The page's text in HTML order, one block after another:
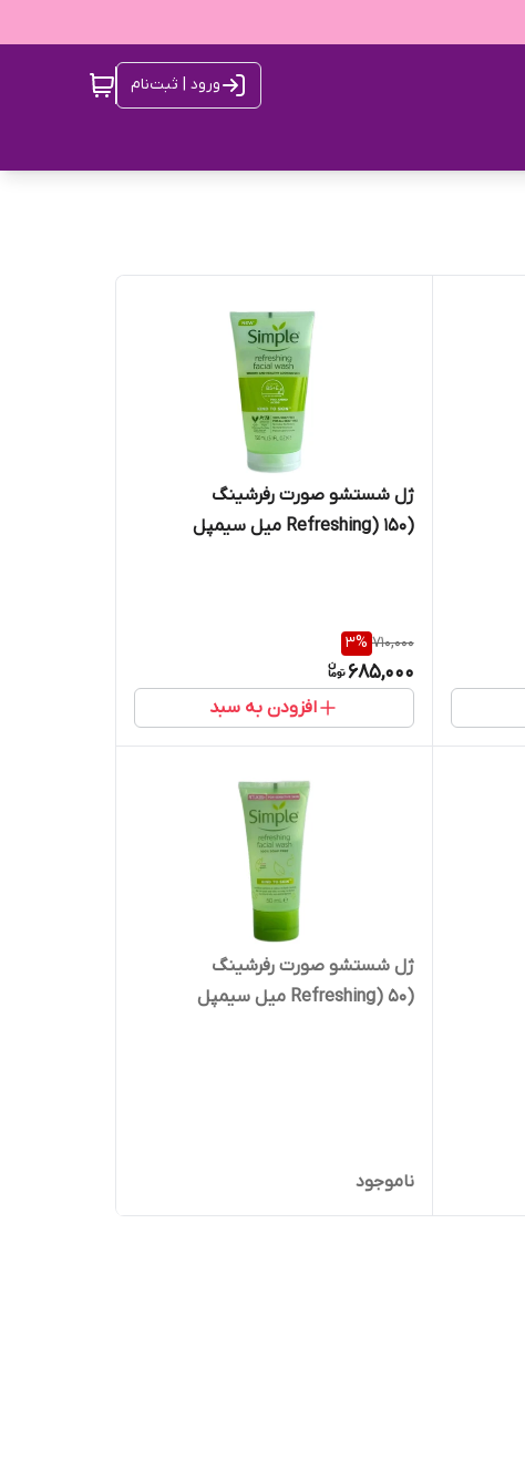
ورود | ثبت‌نام
ژل شستشو صورت رفرشینگ
(Refreshing) 150 میل سیمپل
710,000
3%
685,000
افزودن به سبد
ژل شستشو صورت رفرشینگ
(Refreshing) 50 میل سیمپل
ناموجود